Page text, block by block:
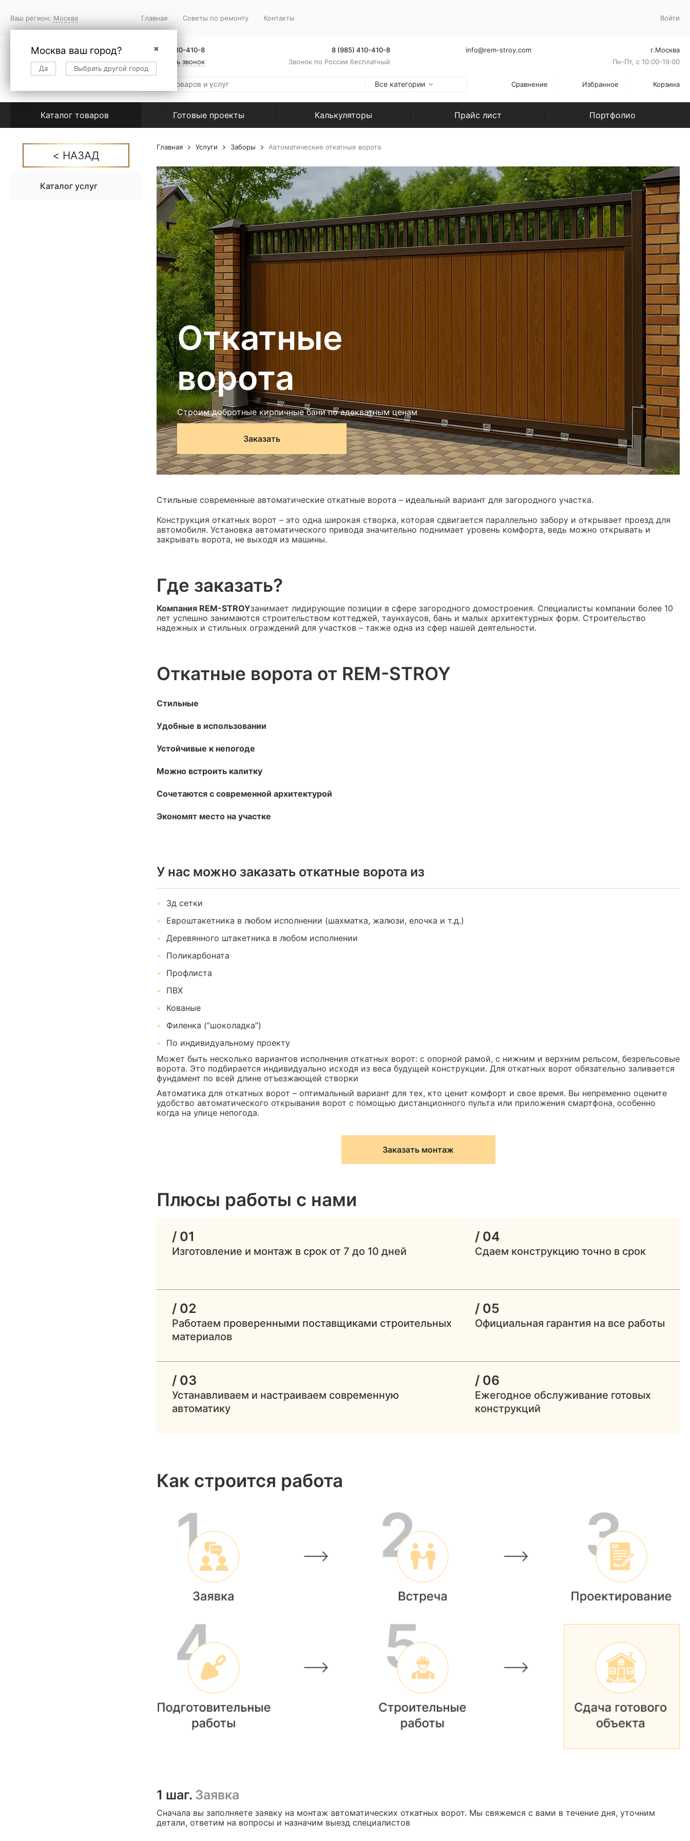
Ваш регион: Москва
✖
Москва ваш город?
Да Выбрать другой город
Главная Советы по ремонту Контакты Войти
+7 (495) 410-410-8
Заказать звонок
8 (985) 410-410-8
Звонок по России бесплатный
info@rem-stroy.com
г.Москва
Пн-Пт, с 10:00-19:00
Все категории Сравнение Избранное Корзина
Каталог товаров Готовые проекты Калькуляторы Прайс лист Портфолио
Главная Услуги Заборы Автоматические откатные ворота
Откатные
ворота
Строим добротные кирпичные бани по адекватным ценам
Заказать
Стильные современные автоматические откатные ворота – идеальный вариант для загородного участка.
Конструкция откатных ворот – это одна широкая створка, которая сдвигается параллельно забору и открывает проезд для
автомобиля. Установка автоматического привода значительно поднимает уровень комфорта, ведь можно открывать и
закрывать ворота, не выходя из машины.
Где заказать?
Компания REM-STROYзанимает лидирующие позиции в сфере загородного домостроения. Специалисты компании более 10
лет успешно занимаются строительством коттеджей, таунхаусов, бань и малых архитектурных форм. Строительство
надежных и стильных ограждений для участков – также одна из сфер нашей деятельности.
Откатные ворота от REM-STROY
Стильные
Удобные в использовании
Устойчивые к непогоде
Можно встроить калитку
Сочетаются с современной архитектурой
Экономят место на участке
У нас можно заказать откатные ворота из
3д сетки
Евроштакетника в любом исполнении (шахматка, жалюзи, елочка и т.д.)
Деревянного штакетника в любом исполнении
Поликарбоната
Профлиста
ПВХ
Кованые
Филенка (“шоколадка”)
По индивидуальному проекту
Может быть несколько вариантов исполнения откатных ворот: с опорной рамой, с нижним и верхним рельсом, безрельсовые
ворота. Это подбирается индивидуально исходя из веса будущей конструкции. Для откатных ворот обязательно заливается
фундамент по всей длине отъезжающей створки
Автоматика для откатных ворот – оптимальный вариант для тех, кто ценит комфорт и свое время. Вы непременно оцените
удобство автоматического открывания ворот с помощью дистанционного пульта или приложения смартфона, особенно
когда на улице непогода.
Заказать монтаж
Плюсы работы с нами
/ 01
Изготовление и монтаж в срок от 7 до 10 дней
/ 02
Работаем проверенными поставщиками строительных
материалов
/ 03
Устанавливаем и настраиваем современную
автоматику
/ 04
Сдаем конструкцию точно в срок
/ 05
Официальная гарантия на все работы
/ 06
Ежегодное обслуживание готовых
конструкций
Как строится работа
1 шаг. Заявка
Сначала вы заполняете заявку на монтаж автоматических откатных ворот. Мы свяжемся с вами в течение дня, уточним
детали, ответим на вопросы и назначим выезд специалистов
Каталог услуг